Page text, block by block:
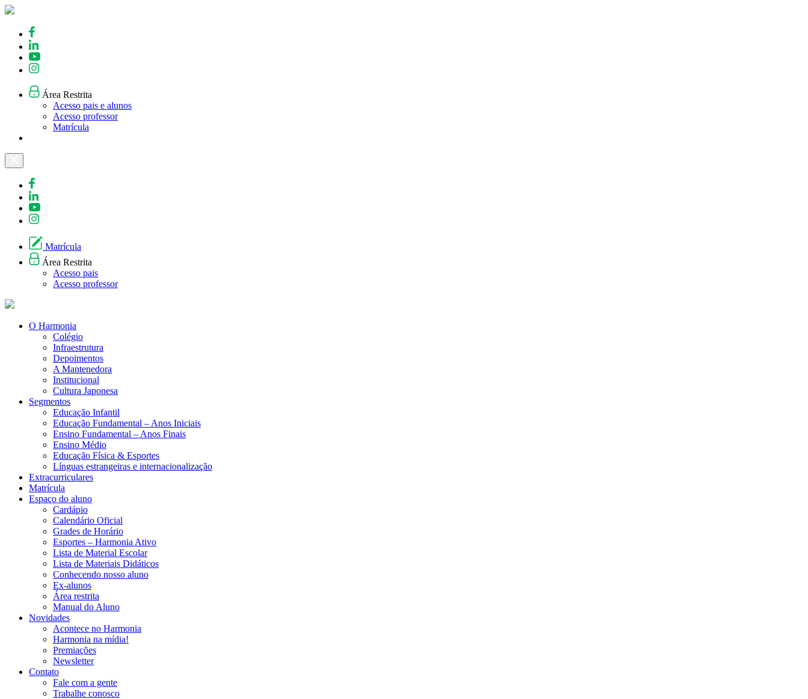
Skip
content
Área Restrita
Acesso pais e alunos
Acesso professor
Matrícula
Matrícula
Área Restrita
Acesso pais
Acesso professor
O Harmonia
Colégio
Infraestrutura
Depoimentos
A Mantenedora
Institucional
Cultura Japonesa
Segmentos
Educação Infantil
Educação Fundamental – Anos Iniciais
Ensino Fundamental – Anos Finais
Ensino Médio
Educação Física & Esportes
Línguas estrangeiras e internacionalização
Extracurriculares
Matrícula
Espaço do aluno
Cardápio
Calendário Oficial
Grades de Horário
Esportes – Harmonia Ativo
Lista de Material Escolar
Lista de Materiais Didáticos
Conhecendo nosso aluno
Ex-alunos
Área restrita
Manual do Aluno
Novidades
Acontece no Harmonia
Harmonia na mídia!
Premiações
Newsletter
Contato
Fale com a gente
Trabalhe conosco